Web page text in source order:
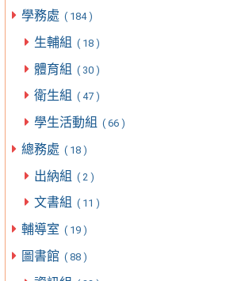
學務處 ( 184 )
生輔組 ( 18 )
體育組 ( 30 )
衛生組 ( 47 )
學生活動組 ( 66 )
總務處 ( 18 )
出納組 ( 2 )
文書組 ( 11 )
輔導室 ( 19 )
圖書館 ( 88 )